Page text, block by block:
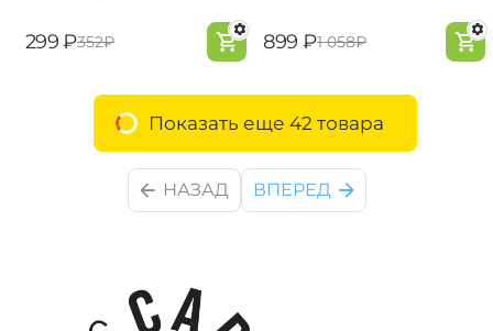
‍299‍ ₽‍352‍₽ ‍899‍ ₽‍1 058‍₽
Показать еще 42 товара
НАЗАД ВПЕРЕД